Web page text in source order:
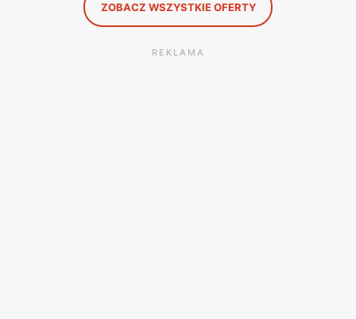
ZOBACZ WSZYSTKIE OFERTY
REKLAMA